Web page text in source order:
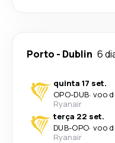
Porto - Dublin 6
quinta 17 set.
OPO-DUB· voo
Ryanair
terça 22 set.
DUB-OPO· voo
Ryanair